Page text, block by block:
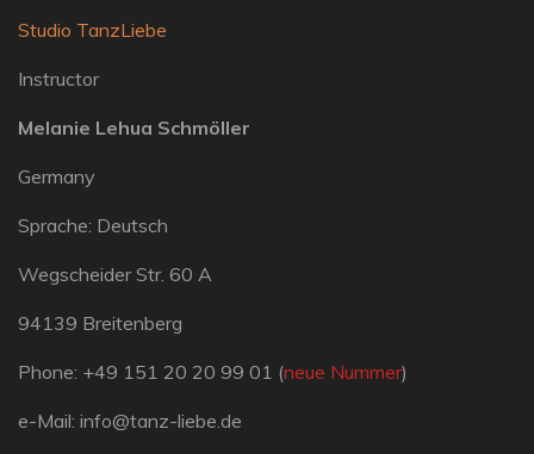
Studio TanzLiebe
Instructor
Melanie Lehua Schmöller
Germany
Sprache: Deutsch
Wegscheider Str. 60 A
94139 Breitenberg
Phone: +49 151 20 20 99 01 (neue Nummer)
e-Mail: info@tanz-liebe.de